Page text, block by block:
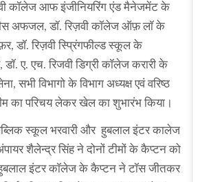
कॉलेज आफ इंजीनियरिंग एंड मैनेजमेंट के
अफजल, डॉ. रिज़वी कॉलेज ऑफ़ लॉ के
डॉ. रिज़वी स्प्रिंगफील्ड स्कूल के
डॉ. ए. एच. रिजवी डिग्री कॉलेज करारी के
सभी विभागो के विभाग अध्यक्ष एवं वरिष्ठ
का परिचय लेकर खेल का शुभारंभ किया।
स्कूल भरवारी और हुबलाल इंटर कालेज
शैलेन्द्र सिंह ने दोनों टीमों के कैप्टन को
इंटर कॉलेज के कैप्टन ने टॉस जीतकर